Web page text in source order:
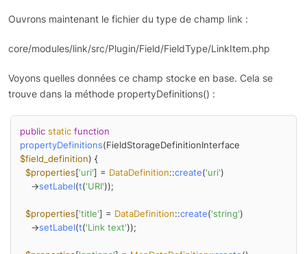
Ouvrons maintenant le fichier du type de champ link :
core/modules/link/src/Plugin/Field/FieldType/LinkItem.php
Voyons quelles données ce champ stocke en base. Cela se
trouve dans la méthode propertyDefinitions() :
public static function
propertyDefinitions(
$field_definition) {
$properties['uri'] = DataDefinition::create('uri')
    ->
setLabel(t('URI'));
$properties['title'] = DataDefinition::create('string')
    ->
setLabel(t('Link text'));